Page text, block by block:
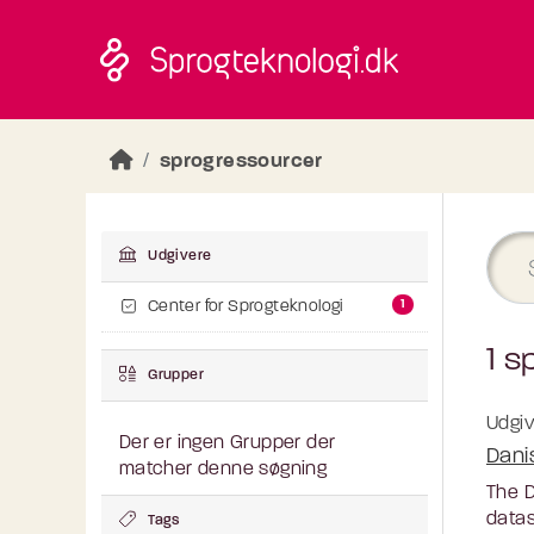
sprogressourcer
Udgivere
Center for Sprogteknologi 1
Grupper
Der er ingen Grupper der
matcher denne søgning
Tags
1
The